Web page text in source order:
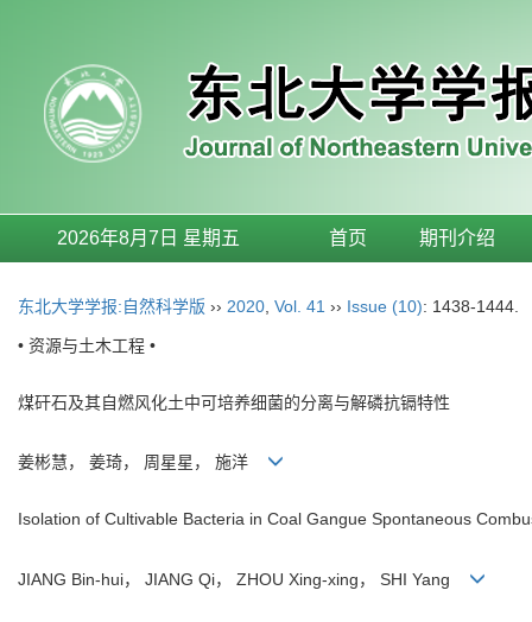
2026年8月7日 星期五 首页 期刊介绍
东北大学学报:自然科学版 ›› 2020 Vol. 41 ›› Issue (10): 1438-1444.
• 资源与土木工程 •
煤矸石及其自燃风化土中可培养细菌的分离与解磷抗镉特性
姜彬慧， 姜琦， 周星星， 施洋
Isolation of Cultivable Bacteria in Coal Gangue Spontaneous
JIANG Bin-hui， JIANG Qi， ZHOU Xing-xing， SHI Yang